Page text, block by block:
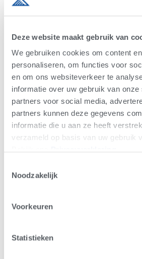
Deze website maakt gebruik van
We gebruiken cookies om content
personaliseren, om functies voor
en om ons websiteverkeer te
informatie over uw gebruik van onze
partners voor social media,
partners kunnen deze gegevens
informatie die u aan ze heeft
verzameld op basis van uw gebruik
Noodzakelijk
Voorkeuren
Statistieken
CP | 2474 TPI
melkveehouders,
meer kracht dan melktype
Dochters produceren veel
gehaltes, met vast
Gezonde en probleemloze
Lone-Oak-Acres AltaROBLE |
511 | CP | 2461 TPI
dochtervruchtbaarheid
Torenhoge scores voor
Dochters zijn stijlvolle
aangehecht zijn